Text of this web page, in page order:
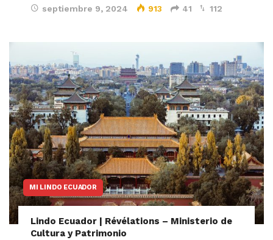
septiembre 9, 2024 913 41 112
MI LINDO ECUADOR
Lindo Ecuador | Révélations – Ministerio de
Cultura y Patrimonio